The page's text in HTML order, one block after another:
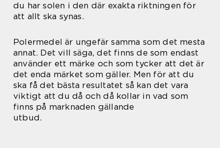
du har solen i den där exakta riktningen för
att allt ska synas.
Polermedel är ungefär samma som det mesta
annat. Det vill säga, det finns de som endast
använder ett märke och som tycker att det är
det enda märket som gäller. Men för att du
ska få det bästa resultatet så kan det vara
viktigt att du då och då kollar in vad som
finns på marknaden gällande
utbud.